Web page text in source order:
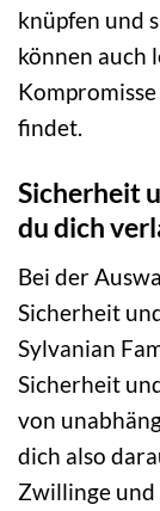
knüpfen und
können auch
findet.
Sicherheit
du dich
Bei der
Sicherheit
Sylvanian
Sicherheit
von
dich also
Zwillinge und